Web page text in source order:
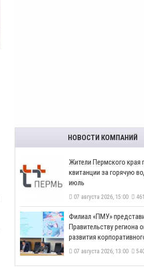
НОВОСТИ КОМПАНИЙ
​Жители Пермского края
квитанции за горячую
июль
07 августа 2026, 15:00 461
​Филиал «ПМУ»
Правительству региона
развития
07 августа 2026, 13:00